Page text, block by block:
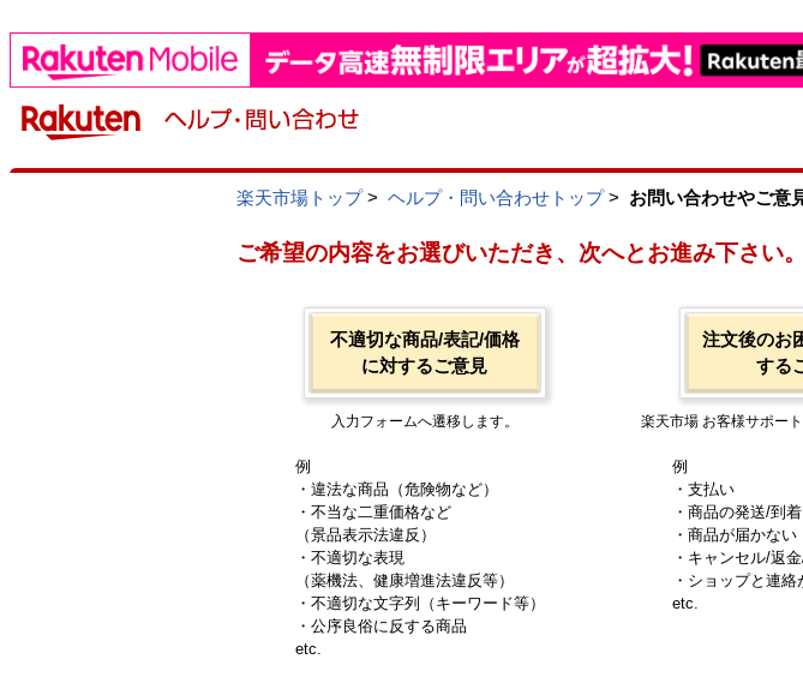
楽天市場トップ> ヘルプ・問い合わせトップ> お問い合わせやご意
ご希望の内容をお選びいただき、次へとお進み下さい。
不適切な商品/表記/価格
に対するご意見
入力フォームへ遷移します。
例
・違法な商品（危険物など）
・不当な二重価格など
（景品表示法違反）
・不適切な表現
（薬機法、健康増進法違反等）
・不適切な文字列（キーワード等）
・公序良俗に反する商品
etc.
注文後のお
する
楽天市場 お客様サポー
例
・支払い
・商品の発送/到
・商品が届かない
・キャンセル/返
・ショップと連
etc.